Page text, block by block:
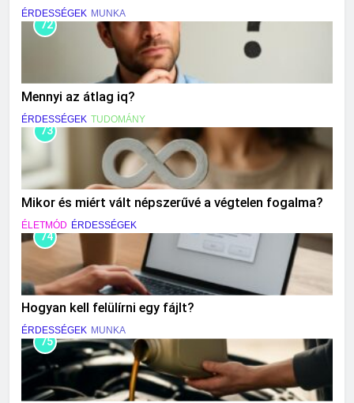
ÉRDESSÉGEK MUNKA
72
Mennyi az átlag iq?
ÉRDESSÉGEK TUDOMÁNY
73
Mikor és miért vált népszerűvé a végtelen fogalma?
ÉLETMÓD ÉRDESSÉGEK
74
Hogyan kell felülírni egy fájlt?
ÉRDESSÉGEK MUNKA
75